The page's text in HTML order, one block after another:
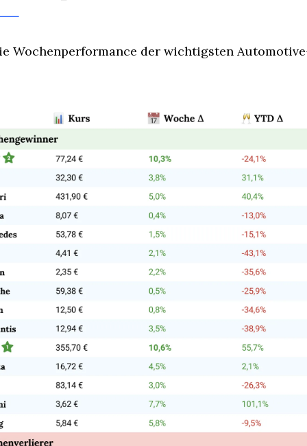
Wochenperformance der wichtigsten